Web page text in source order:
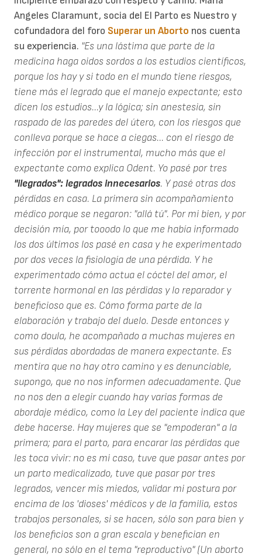
Angeles Claramunt, socia del El Parto es Nuestro y
cofundadora del foro Superar un Aborto nos cuenta
su experiencia. "Es una lástima que parte de la
medicina haga oidos sordos a los estudios científicos,
porque los hay y si todo en el mundo tiene riesgos,
tiene más el legrado que el manejo expectante; esto
dicen los estudios...y la lógica; sin anestesia, sin
raspado de las paredes del útero, con los riesgos que
conlleva porque se hace a ciegas... con el riesgo de
infección por el instrumental, mucho más que el
expectante como explica Odent. Yo pasé por tres
"ilegrados": legrados innecesarios. Y pasé otras dos
pérdidas en casa. La primera sin acompañamiento
médico porque se negaron: "allá tú". Por mi bien, y por
decisión mía, por tooodo lo que me había informado
los dos últimos los pasé en casa y he experimentado
por dos veces la fisiología de una pérdida. Y he
experimentado cómo actua el cóctel del amor, el
torrente hormonal en las pérdidas y lo reparador y
beneficioso que es. Cómo forma parte de la
elaboración y trabajo del duelo. Desde entonces y
como doula, he acompañado a muchas mujeres en
sus pérdidas abordadas de manera expectante. Es
mentira que no hay otro camino y es denunciable,
supongo, que no nos informen adecuadamente. Que
no nos den a elegir cuando hay varias formas de
abordaje médico, como la Ley del paciente indica que
debe hacerse. Hay mujeres que se "empoderan" a la
primera; para el parto, para encarar las pérdidas que
les toca vivir: no es mi caso, tuve que pasar antes por
un parto medicalizado, tuve que pasar por tres
legrados, vencer mis miedos, validar mi postura por
encima de los 'dioses' médicos y de la familia, estos
trabajos personales, si se hacen, sólo son para bien y
los beneficios son a gran escala y benefician en
general, no sólo en el tema "reproductivo" (Un aborto